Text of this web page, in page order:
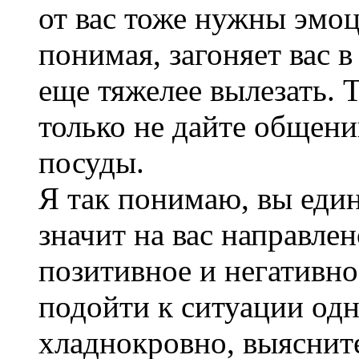
от вас тоже нужны
понимая, загоняет вас
еще тяжелее вылезать.
только не дайте
посуды.
Я так понимаю, вы
значит на вас
позитивное и
подойти к ситуации
хладнокровно,